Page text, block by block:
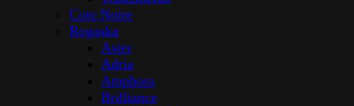
Cote Noire
Rogaska
Aster
Adria
Amphora
Brilliance